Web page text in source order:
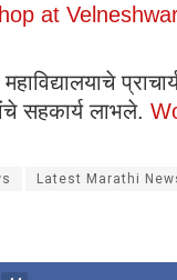
at
सहकार्य लाभले.
Latest Marathi